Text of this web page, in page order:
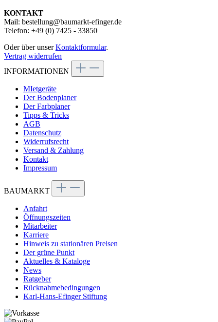
KONTAKT
Mail: bestellung@baumarkt-efinger.de
Telefon: +49 (0) 7425 - 33850
Oder über unserKontaktformular.
Vertrag widerrufen
INFORMATIONEN
MIetgeräte
Der Bodenplaner
Der Farbplaner
Tipps & Tricks
AGB
Datenschutz
Widerrufsrecht
Versand & Zahlung
Kontakt
Impressum
BAUMARKT
Anfahrt
Öffnungszeiten
Mitarbeiter
Karriere
Hinweis zu stationären Preisen
Der grüne Punkt
Aktuelles & Kataloge
News
Ratgeber
Rücknahmebedingungen
Karl-Hans-Efinger Stiftung